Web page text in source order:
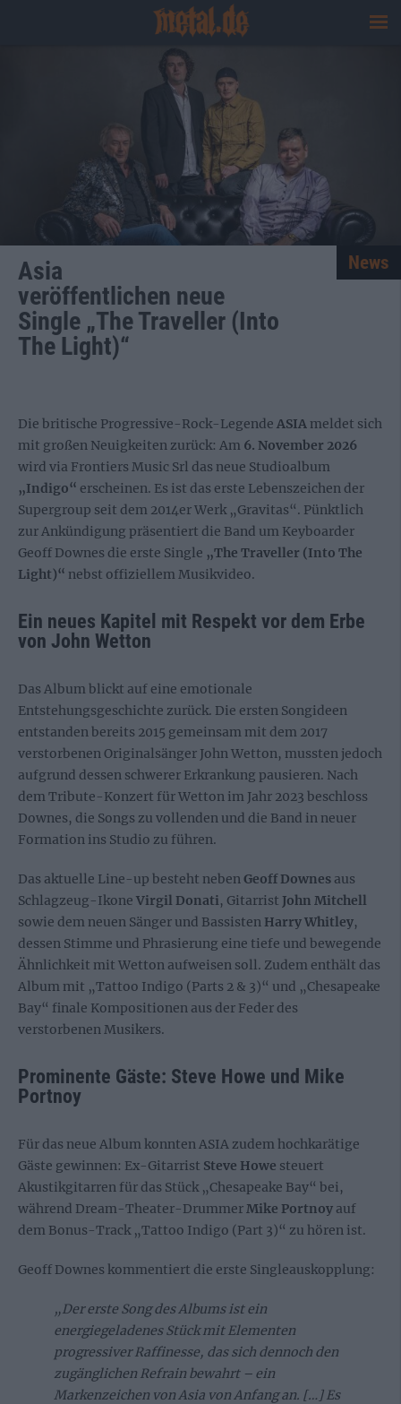
Asia
veröffentlichen neue
Single „The Traveller (Into
The Light)“
News
Die britische Progressive-Rock-Legende ASIA meldet sich
mit großen Neuigkeiten zurück: Am 6. November 2026
wird via Frontiers Music Srl das neue Studioalbum
„Indigo“ erscheinen. Es ist das erste Lebenszeichen der
Supergroup seit dem 2014er Werk „Gravitas“. Pünktlich
zur Ankündigung präsentiert die Band um Keyboarder
Geoff Downes die erste Single „The Traveller (Into The
Light)“ nebst offiziellem Musikvideo.
Ein neues Kapitel mit Respekt vor dem Erbe
von John Wetton
Das Album blickt auf eine emotionale
Entstehungsgeschichte zurück. Die ersten Songideen
entstanden bereits 2015 gemeinsam mit dem 2017
verstorbenen Originalsänger John Wetton, mussten jedoch
aufgrund dessen schwerer Erkrankung pausieren. Nach
dem Tribute-Konzert für Wetton im Jahr 2023 beschloss
Downes, die Songs zu vollenden und die Band in neuer
Formation ins Studio zu führen.
Das aktuelle Line-up besteht nebenGeoff Downes aus
Schlagzeug-Ikone Virgil Donati, Gitarrist John Mitchell
sowie dem neuen Sänger und Bassisten Harry Whitley,
dessen Stimme und Phrasierung eine tiefe und bewegende
Ähnlichkeit mit Wetton aufweisen soll. Zudem enthält das
Album mit „Tattoo Indigo (Parts 2 & 3)“ und „Chesapeake
Bay“ finale Kompositionen aus der Feder des
verstorbenen Musikers.
Prominente Gäste: Steve Howe und Mike
Portnoy
Für das neue Album konnten ASIA zudem hochkarätige
Gäste gewinnen: Ex-Gitarrist Steve Howe steuert
Akustikgitarren für das Stück „Chesapeake Bay“ bei,
während Dream-Theater-DrummerMike Portnoy auf
dem Bonus-Track „Tattoo Indigo (Part 3)“ zu hören ist.
Geoff Downes kommentiert die erste Singleauskopplung:
„Der erste Song des Albums ist ein
energiegeladenes Stück mit Elementen
progressiver Raffinesse, das sich dennoch den
zugänglichen Refrain bewahrt – ein
Markenzeichen von Asia von Anfang an. […] Es